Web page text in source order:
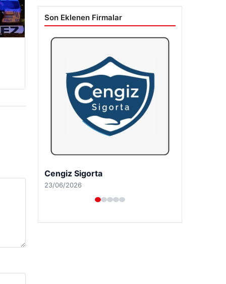
Son Eklenen Firmalar
Hastaş Beton
26/05/2026